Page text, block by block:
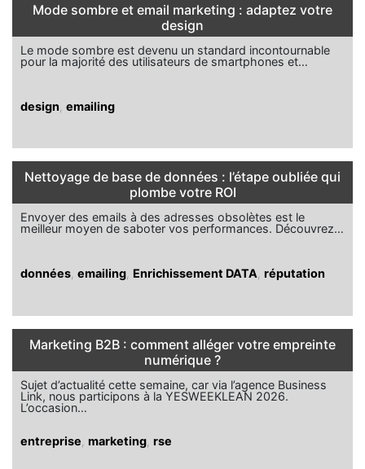
Mode sombre et email marketing : adaptez votre
design
Le mode sombre est devenu un standard incontournable
pour la majorité des utilisateurs de smartphones et…
design emailing
Nettoyage de base de données : l’étape oubliée qui
plombe votre ROI
Envoyer des emails à des adresses obsolètes est le
meilleur moyen de saboter vos performances. Découvrez…
données emailing Enrichissement DATA réputation
Marketing B2B : comment alléger votre empreinte
numérique ?
Sujet d’actualité cette semaine, car via l’agence Business
Link, nous participons à la YESWEEKLEAN 2026.
L’occasion…
entreprise marketing rse